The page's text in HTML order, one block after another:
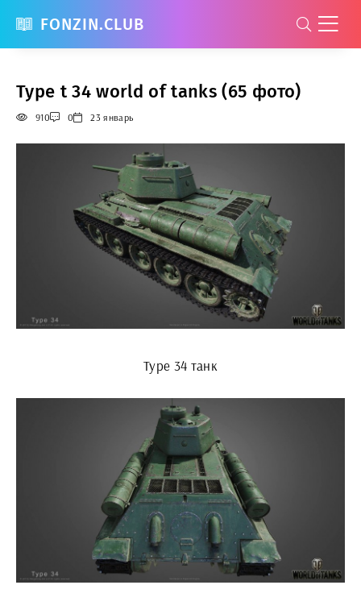
FONZIN.CLUB
Type t 34 world of tanks (65 фото)
910 0 23 январь
Type 34 танк